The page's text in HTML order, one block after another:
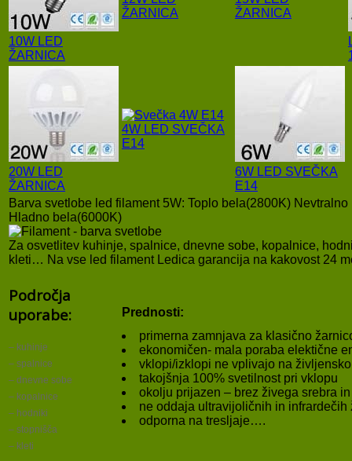
10W LED
ŽARNICA
ŽARNICA
ŽARNICA
20W LED
ŽARNICA
4W LED SVEČKA
E14
6W LED SVEČKA
E14
Barva svetlobe led filament 5W: Toplo bela(2800K)
Hladno bela(6000K)
Za osvetlitev kuhinje, spalnice, dnevne sobe, kopalnice,
kleti… Na vse led filament Ledica garancija na kakovost 24
Področja
uporabe:
– kuhinje
– spalnice
– dnevne sobe
– kopalnice
– hodniki
– stopnišča
– kleti
Prednosti:
primerna zamnjava za klasično
ekonomičen- mala poraba elektične
vklopi/izklopi ne vplivajo na
takojšnja 100% svetilnost pri vklopu
okolju prijazen – brez živega srebra
ne oddaja ultravijoličnih in infrardečih
odporna na tresljaje….